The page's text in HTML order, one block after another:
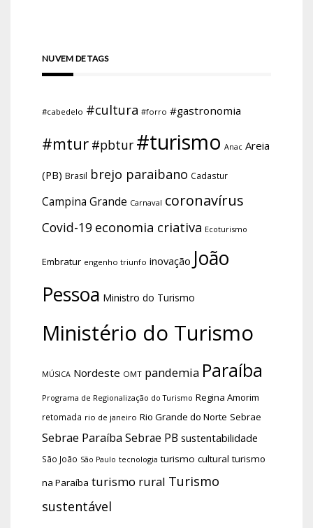
NUVEM DE TAGS
#cabedelo #cultura #forro #gastronomia
#mtur #pbtur #turismo Anac Areia
(PB) Brasil brejo paraibano Cadastur
Campina Grande Carnaval coronavírus
Covid-19 economia criativa Ecoturismo
Embratur engenho triunfo inovação João
Pessoa Ministro do Turismo
Ministério do Turismo
MÚSICA Nordeste OMT pandemia Paraíba
Programa de Regionalização do Turismo Regina Amorim
retomada rio de janeiro Rio Grande do Norte Sebrae
Sebrae Paraíba Sebrae PB sustentabilidade
São João São Paulo tecnologia turismo cultural turismo
na Paraíba turismo rural Turismo
sustentável